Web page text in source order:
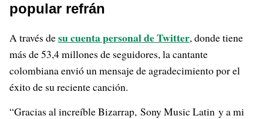
popular refrán
A través desu cuenta personal de Twitter, donde tiene
más de 53,4 millones de seguidores, la cantante
colombiana envió un mensaje de agradecimiento por el
éxito de su reciente canción.
“Gracias al increíble Bizarrap, Sony Music Latin y a mi